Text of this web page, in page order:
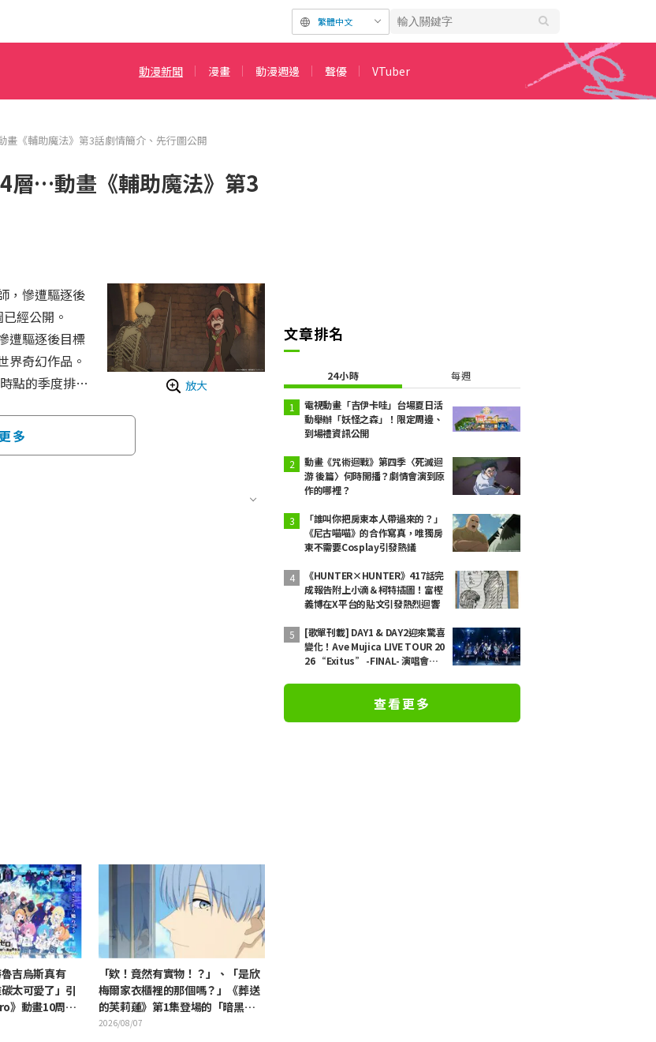
繁體中文
動漫新聞 漫畫 動漫週邊 聲優 VTuber
《輔助魔法》第3話劇情簡介、先行圖公開
層…動畫《輔助魔法》第3
放大
，慘遭驅逐後
經公開。
遭驅逐後目標
界奇幻作品。
點的季度排行
」的夥伴們再
多
魯吉烏斯真有
太可愛了」引
》動畫10周年
「欸！竟然有實物！？」、「是欣
梅爾家衣櫃裡的那個嗎？」《葬送
的芙莉蓮》第1集登場的「暗黑龍
的角」公開引發粉絲驚愕
2026/08/07
文章排名
24小時 每週
電視動畫「吉伊卡哇」台場夏日活
動舉辦「妖怪之森」！限定周邊、
到場禮資訊公開
動畫《咒術迴戰》第四季〈死滅迴
游 後篇〉何時開播？劇情會演到原
作的哪裡？
「誰叫你把房東本人帶過來的？」
《尼古喵喵》的合作寫真，唯獨房
東不需要Cosplay引發熱議
《HUNTER×HUNTER》417話完
成報告附上小滴＆柯特插圖！富樫
義博在X平台的貼文引發熱烈迴響
[歌單刊載] DAY1 & DAY2迎來驚喜
變化！Ave Mujica LIVE TOUR 20
26 “Exitus” -FINAL- 演唱會現
查看更多